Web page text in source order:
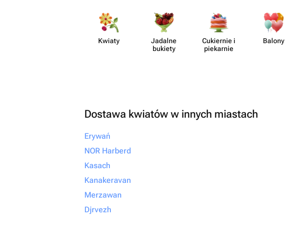
рекомендую! Если вы хотите подарить
своим близким не просто подарок, а
настоящие эмоции и быть уверенными,
что всё будет выполнено с любовью и
Kwiaty
Jadalne
bukiety
Cukiernie i
piekarnie
Balony
Dostawa kwiatów w innych miastach
Erywań
NOR Harberd
Kasach
Kanakeravan
Merzawan
Djrvezh